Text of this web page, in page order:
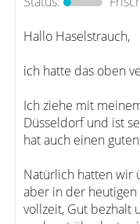
Hallo Haselstrauch,
ich hatte das oben
Ich ziehe mit
Düsseldorf und ist
hat auch einen
Natürlich hatten wir
aber in der heutigen
vollzeit, Gut bezhalt